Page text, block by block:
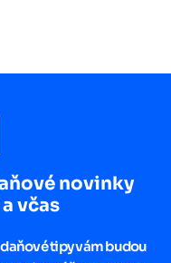
novinky
včas
tipy vám budou